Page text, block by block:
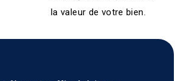
la valeur de votre bien.